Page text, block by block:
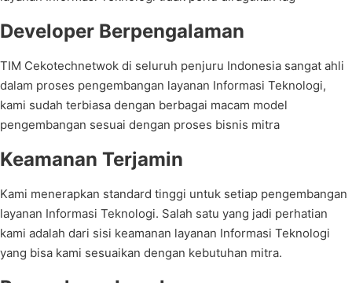
Developer Berpengalaman
TIM Cekotechnetwok di seluruh penjuru Indonesia sangat ahli
dalam proses pengembangan layanan Informasi Teknologi,
kami sudah terbiasa dengan berbagai macam model
pengembangan sesuai dengan proses bisnis mitra
Keamanan Terjamin
Kami menerapkan standard tinggi untuk setiap pengembangan
layanan Informasi Teknologi. Salah satu yang jadi perhatian
kami adalah dari sisi keamanan layanan Informasi Teknologi
yang bisa kami sesuaikan dengan kebutuhan mitra.